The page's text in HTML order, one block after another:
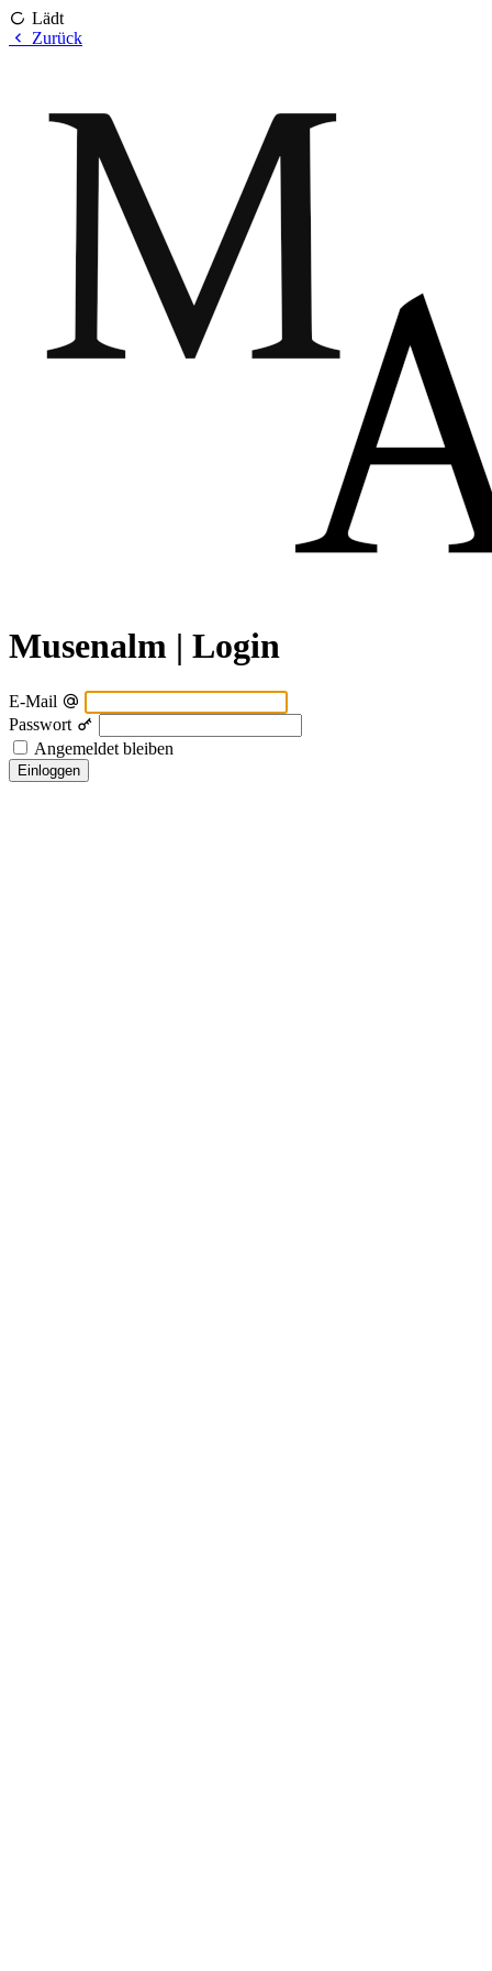
Lädt
Zurück
Musenalm | Login
E-Mail
Passwort
Angemeldet bleiben
Einloggen